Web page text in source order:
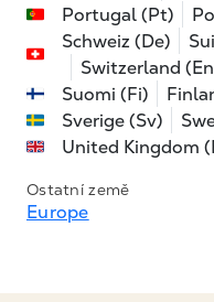
Portugal (Pt)
Schweiz (De)
Switzerland
Suomi (Fi)
Sverige (Sv)
United Kingdom
Ostatní země
Europe